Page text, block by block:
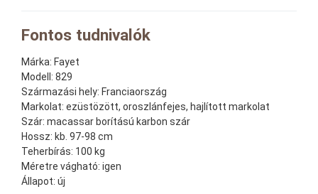
Fontos tudnivalók
Márka: Fayet
Modell: 829
Származási hely: Franciaország
Markolat: ezüstözött, oroszlánfejes, hajlított markolat
Szár: macassar borítású karbon szár
Hossz: kb. 97-98 cm
Teherbírás: 100 kg
Méretre vágható: igen
Állapot: új